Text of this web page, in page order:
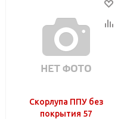
Скорлупа ППУ без
покрытия 57